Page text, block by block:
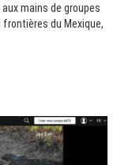
mains de groupes
du Mexique,